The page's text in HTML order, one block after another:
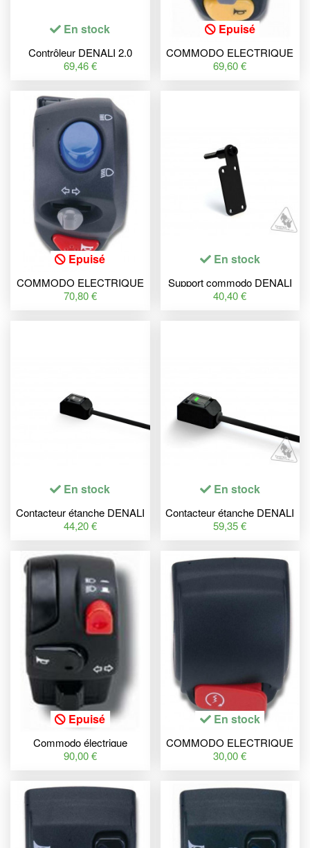
En stock
Contrôleur DENALI 2.0
DataDim Dual Intensity
69,46 €
Epuisé
COMMODO ELECTRIQUE
GAUCHE NOIR POUR
69,60 €
Epuisé
COMMODO ELECTRIQUE
GAUCHE NOIR
70,80 €
En stock
Support commodo DENALI
2.0
40,40 €
En stock
Contacteur étanche DENALI
2.0 High/Low/Off
44,20 €
En stock
Contacteur étanche DENALI
2.0 On/Off
59,35 €
Epuisé
Commodo électrique
DOMINO gauche noir
90,00 €
En stock
COMMODO ELECTRIQUE
DROIT NOIR POUR
30,00 €